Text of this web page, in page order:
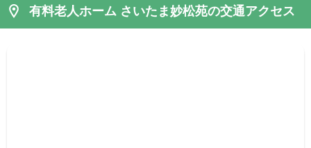
有料老人ホーム さいたま妙松苑の交通アクセス